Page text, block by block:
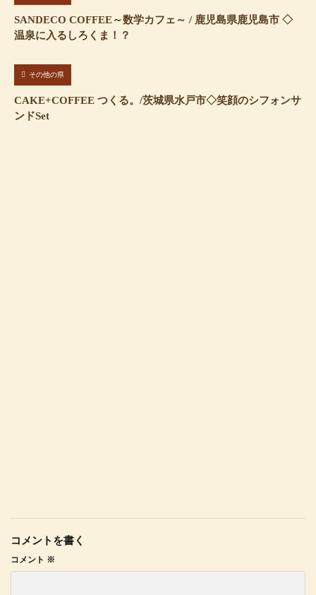
SANDECO COFFEE～数学カフェ～ / 鹿児島県鹿児島市 ◇
温泉に入るしろくま！？
その他の県
CAKE+COFFEE つくる。/茨城県水戸市◇笑顔のシフォンサ
ンドSet
コメントを書く
コメント ※